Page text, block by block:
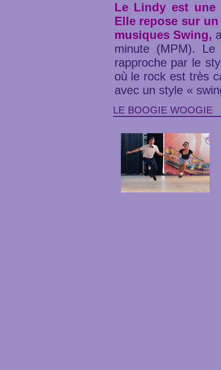
Le Lindy est une
Elle repose sur
musiques Swing,
minute (MPM).
rapproche par le
où le rock est très
avec un style «
LE BOOGIE WOOGIE